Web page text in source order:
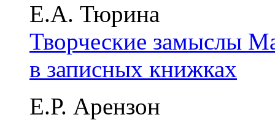
Е.А. Тюрина
Творческие замыслы
в записных книжках
Е.Р. Арензон